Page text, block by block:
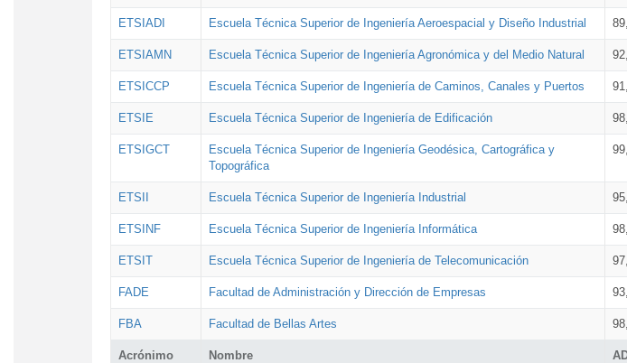
Acrónimo Nombre
ETSIADI Escuela Técnica Superior de Ingeniería Aeroespacial y Diseño Industrial
ETSIAMN Escuela Técnica Superior de Ingeniería Agronómica y del Medio Natural
ETSICCP Escuela Técnica Superior de Ingeniería de Caminos, Canales y Puertos
ETSIE Escuela Técnica Superior de Ingeniería de Edificación
ETSIGCT
Escuela Técnica Superior de Ingeniería Geodésica, Cartográfica y
Topográfica
ETSII Escuela Técnica Superior de Ingeniería Industrial
ETSINF Escuela Técnica Superior de Ingeniería Informática
ETSIT Escuela Técnica Superior de Ingeniería de Telecomunicación
FADE Facultad de Administración y Dirección de Empresas
FBA Facultad de Bellas Artes